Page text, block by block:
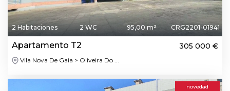
2 Habitaciones 2 WC 95,00 m² CRG2201-01941
Apartamento T2 305 000 €
Vila Nova De Gaia > Oliveira Do ...
novedad